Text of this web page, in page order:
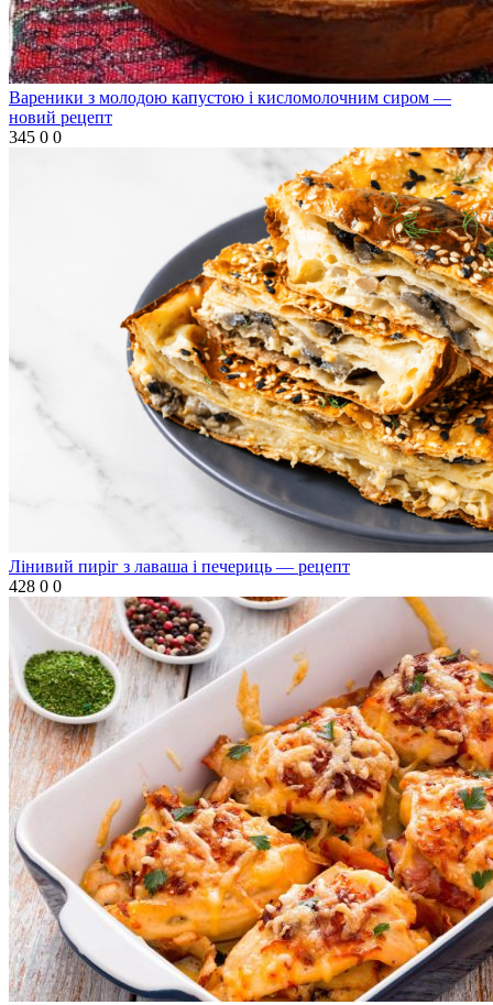
Вареники з молодою капустою і кисломолочним сиром —
новий рецепт
345 0 0
Лінивий пиріг з лаваша і печериць — рецепт
428 0 0